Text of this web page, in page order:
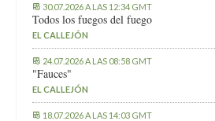
30.07.2026 A LAS 12:34 GMT
Todos los fuegos del fuego
EL CALLEJÓN
24.07.2026 A LAS 08:58 GMT
"Fauces"
EL CALLEJÓN
18.07.2026 A LAS 14:03 GMT